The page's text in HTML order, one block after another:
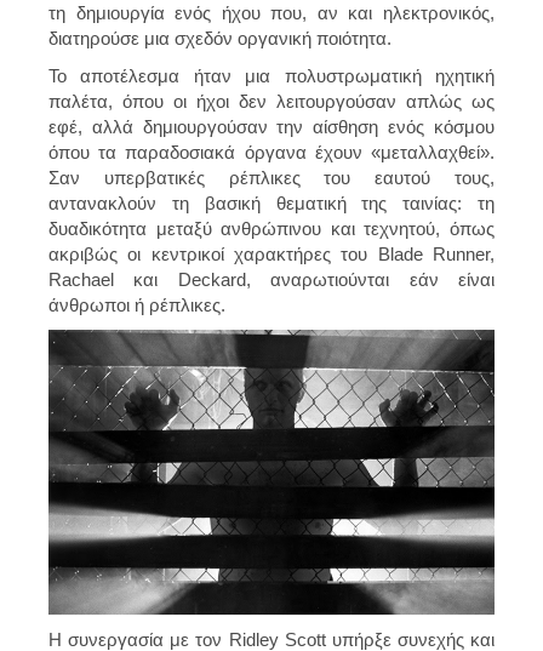
τη δημιουργία ενός ήχου που, αν και ηλεκτρονικός,
διατηρούσε μια σχεδόν οργανική ποιότητα.
Το αποτέλεσμα ήταν μια πολυστρωματική ηχητική
παλέτα, όπου οι ήχοι δεν λειτουργούσαν απλώς ως
εφέ, αλλά δημιουργούσαν την αίσθηση ενός κόσμου
όπου τα παραδοσιακά όργανα έχουν «μεταλλαχθεί».
Σαν υπερβατικές ρέπλικες του εαυτού τους,
αντανακλούν τη βασική θεματική της ταινίας: τη
δυαδικότητα μεταξύ ανθρώπινου και τεχνητού, όπως
ακριβώς οι κεντρικοί χαρακτήρες του Blade Runner,
Rachael και Deckard, αναρωτιούνται εάν είναι
άνθρωποι ή ρέπλικες.
Η συνεργασία με τον Ridley Scott υπήρξε συνεχής και